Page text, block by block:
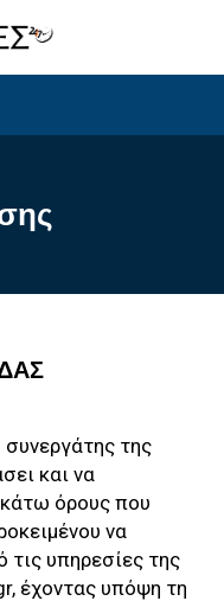
της
και να
όρους που
να
τις υπηρεσίες της
, έχοντας υπόψη τη